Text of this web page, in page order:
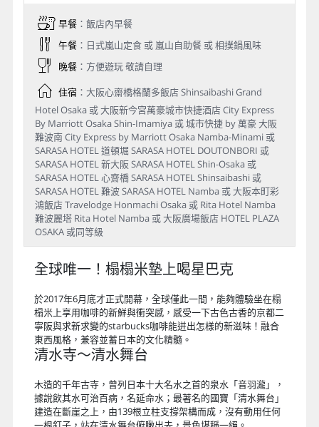
Day 2
飯店→【世界唯一】Starbucks 京都
二寧板彌榮茶屋店→【世界遺產】京
都清水寺（清水舞台‧仁王門‧音羽
之瀧）→日本貴族渡假首選～嵯峨
野‧嵐山渡月橋→大阪免稅店→飯店
午餐 ：日式嵐山定食 或 嵐山自助餐 或 相撲鍋風味
住宿：大阪心齋橋格蘭多飯店 Shinsaibashi Grand
Hotel Osaka 或 大阪新今宮萬豪城市快捷酒店 City Express
By Marriott Osaka Shin-Imamiya 或 城市快捷 by 萬豪 大阪
難波南 City Express by Marriott Osaka Namba-Minami 或
SARASA HOTEL 新大阪 SARASA HOTEL Shin-Osaka 或
SARASA HOTEL 心齋橋 SARASA HOTEL Shinsaibashi 或
SARASA HOTEL 難波 SARASA HOTEL Namba 或 大阪本町彩
鴻飯店 Travelodge Honmachi Osaka 或 Rita Hotel Namba